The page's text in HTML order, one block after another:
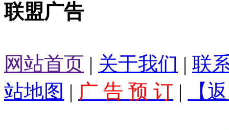
联盟广告
网站首页 | 关于我们 | 联
站地图 | 广 告 预 订 | 【